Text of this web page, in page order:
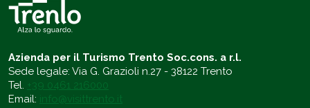
Azienda per il Turismo Trento Soc.cons. a r.l.
Sede legale: Via G. Grazioli n.27 - 38122 Trento
Tel. +39 0461 216000
Email: info@visittrento.it